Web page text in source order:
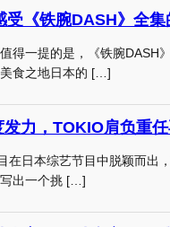
受《铁腕DASH》全
得一提的是，《铁腕DASH
食之地日本的 […]
发力，TOKIO肩负重
在日本综艺节目中脱颖而出
出一个挑 […]